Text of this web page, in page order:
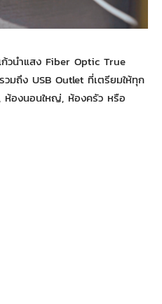
วนำแสง Fiber Optic True
มถึง USB Outlet ที่เตรียมให้ทุก
องนอนใหญ่, ห้องครัว หรือ